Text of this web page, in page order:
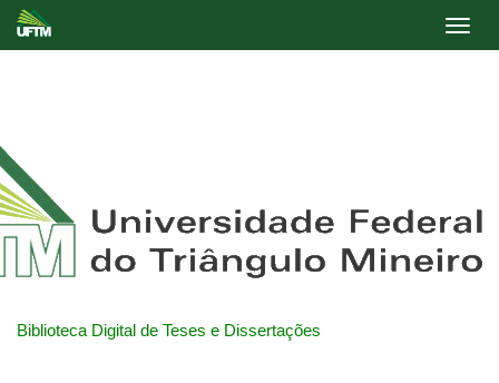
Biblioteca Digital de Teses e Dissertações